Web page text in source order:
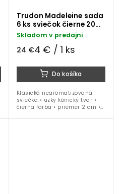
Trudon Madeleine sada
6 ks sviečok čierne 20
cm
Skladom v predajni
24 €4 € / 1 ks
Do košíka
Klasická nearomatizovaná
sviečka • úzky kónický tvar •
čierna farba • priemer 2 cm •